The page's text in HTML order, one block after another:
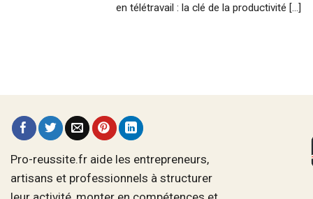
en télétravail : la clé de la productivité [...]
Pro-reussite.fr aide les entrepreneurs,
artisans et professionnels à structurer